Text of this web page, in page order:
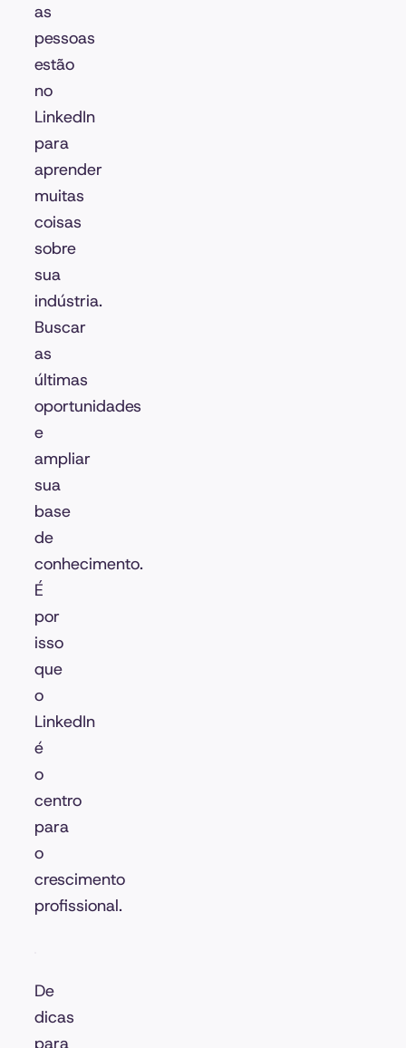
as
pessoas
estão
no
LinkedIn
para
aprender
muitas
coisas
sobre
sua
indústria.
Buscar
as
últimas
oportunidades
e
ampliar
sua
base
de
conhecimento.
É
por
isso
que
o
LinkedIn
é
o
centro
para
o
crescimento
profissional.
De
dicas
para